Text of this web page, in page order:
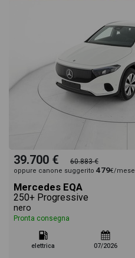
39.700 € 60.883 €
oppure canone suggerito 479€/mese
Mercedes EQA
250+ Progressive
nero
Pronta consegna
elettrica 07/2026